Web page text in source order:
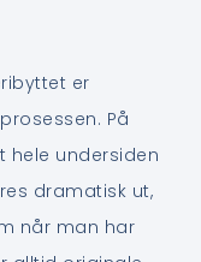
er
På
hele undersiden
dramatisk ut,
når man har